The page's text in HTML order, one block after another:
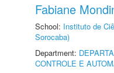
Fabiane
School: Instituto de
Sorocaba)
Department:
CONTROLE E